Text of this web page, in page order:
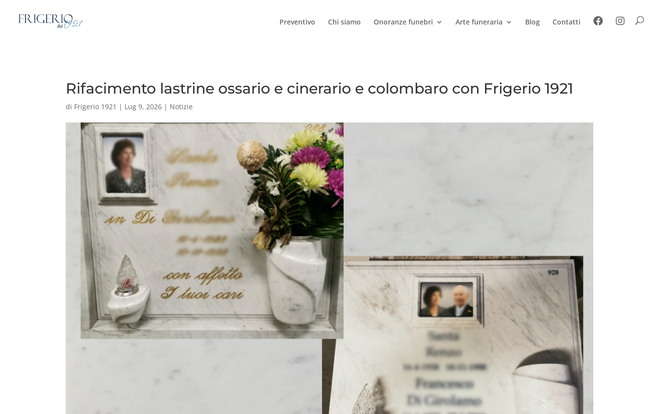
Preventivo Chi siamo Onoranze funebri Arte funeraria Blog Contatti
Rifacimento lastrine ossario e cinerario e colombaro con Frigerio 1921
di Frigerio 1921 | Lug 9, 2026 | Notizie